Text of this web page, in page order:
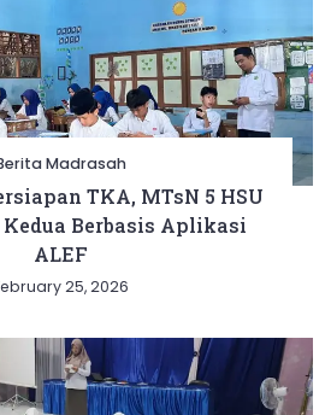
Madrasah
TKA, MTsN 5 HSU
Berbasis Aplikasi
ALEF
25, 2026